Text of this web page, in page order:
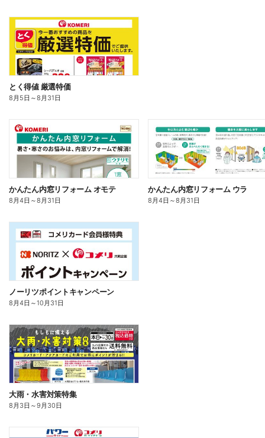
とく得値 厳選特価
8月5日 ～8月31日
かんたん内窓リフォーム オモテ
8月4日 ～8月31日
かんたん内窓リフォーム ウラ
8月4日 ～8月31日
ノーリツポイントキャンペーン
8月4日 ～10月31日
大雨・水害対策特集
8月3日 ～9月30日